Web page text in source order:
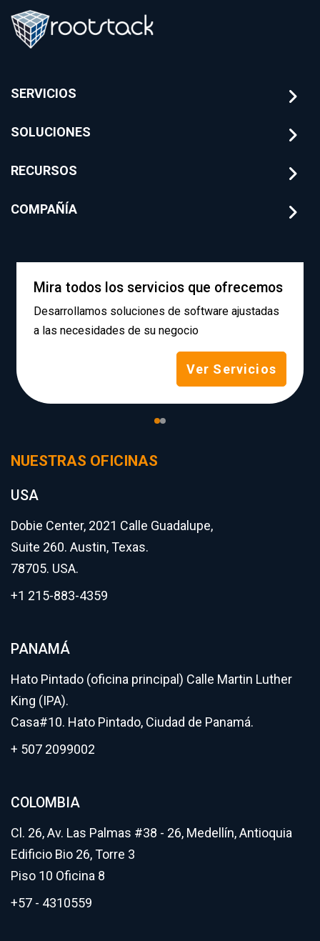
SERVICIOS
SOLUCIONES
RECURSOS
COMPAÑÍA
Mira todos los servicios que ofrecemos
Desarrollamos soluciones de software ajustadas
a las necesidades de su negocio
Ver Servicios
NUESTRAS OFICINAS
USA
Dobie Center, 2021 Calle Guadalupe,
Suite 260. Austin, Texas.
78705. USA.
+1 215-883-4359
PANAMÁ
Hato Pintado (oficina principal) Calle Martin Luther
King (IPA).
Casa#10. Hato Pintado, Ciudad de Panamá.
+ 507 2099002
COLOMBIA
Cl. 26, Av. Las Palmas #38 - 26, Medellín, Antioquia
Edificio Bio 26, Torre 3
Piso 10 Oficina 8
+57 - 4310559